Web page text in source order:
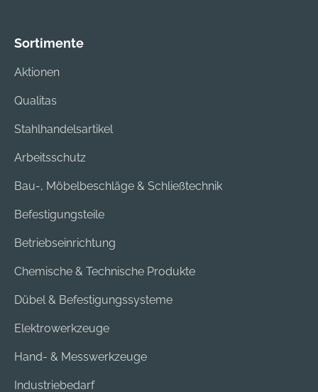
Sortimente
Aktionen
Qualitas
Stahlhandelsartikel
Arbeitsschutz
Bau-, Möbelbeschläge & Schließtechnik
Befestigungsteile
Betriebseinrichtung
Chemische & Technische Produkte
Dübel & Befestigungssysteme
Elektrowerkzeuge
Hand- & Messwerkzeuge
Industriebedarf